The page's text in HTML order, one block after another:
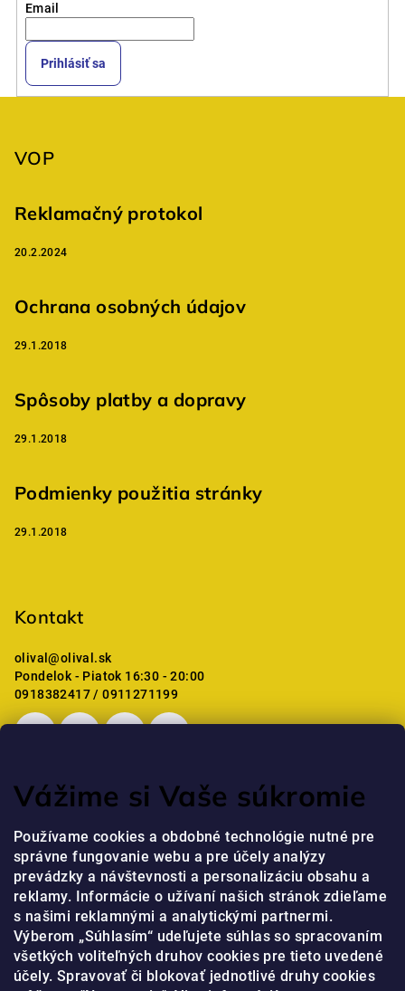
Vážime si Vaše súkromie
Používame cookies a obdobné technológie nutné pre
správne fungovanie webu a pre účely analýzy
prevádzky a návštevnosti a personalizáciu obsahu a
reklamy. Informácie o užívaní našich stránok zdieľame
s našimi reklamnými a analytickými partnermi.
Výberom „Súhlasím“ udeľujete súhlas so spracovaním
všetkých voliteľných druhov cookies pre tieto uvedené
účely. Spravovať či blokovať jednotlivé druhy cookies
Email
Prihlásiť sa
VOP
Reklamačný protokol
20.2.2024
Ochrana osobných údajov
29.1.2018
Spôsoby platby a dopravy
29.1.2018
Podmienky použitia stránky
29.1.2018
Kontakt
olival@olival.sk
Pondelok - Piatok 16:30 - 20:00
0918382417 / 0911271199
Hodnotenie produktu je 5 z 5 hviezdičiek.
| jaja
Prijímame online platby